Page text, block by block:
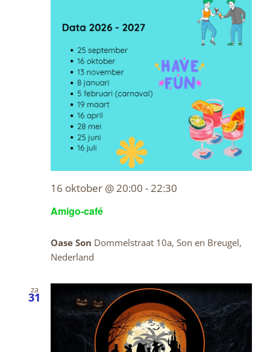
Amigo-café
16 oktober @ 20:00 -22:30
Oase Son Dommelstraat 10a, Son en Breugel,
Nederland
za
31